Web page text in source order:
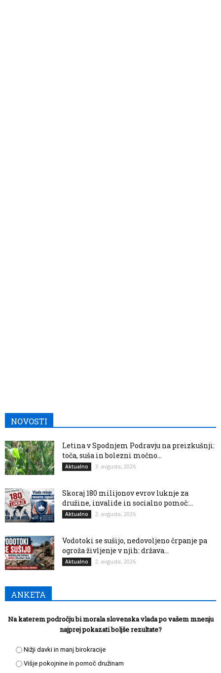
NOVOSTI
Letina v Spodnjem Podravju na preizkušnji:
toča, suša in bolezni močno...
Aktualno 3. avgusta, 2026
Skoraj 180 milijonov evrov luknje za
družine, invalide in socialno pomoč:...
Aktualno 2. avgusta, 2026
Vodotoki se sušijo, nedovoljeno črpanje pa
ogroža življenje v njih: država...
Aktualno 2. avgusta, 2026
ANKETA
Na katerem področju bi morala slovenska vlada po vašem mnenju
najprej pokazati boljše rezultate?
Nižji davki in manj birokracije
Višje pokojnine in pomoč družinam